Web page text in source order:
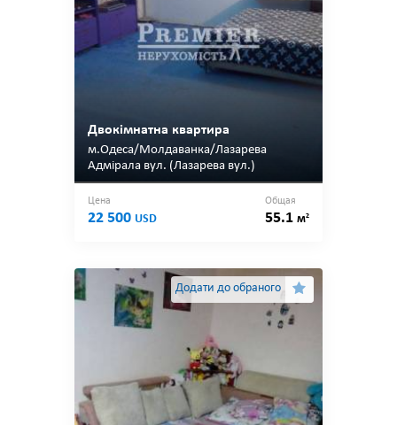
Двокімнатна квартира
м.Одеса/Молдаванка/Лазарева
Адмірала вул. (Лазарева вул.)
Цена
22 500 USD
Общая
55.1 м2
Додати до обраного